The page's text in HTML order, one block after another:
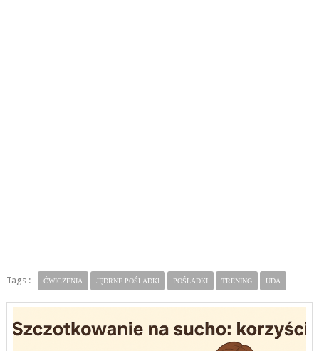
Tags : ĆWICZENIA JĘDRNE POŚLADKI POŚLADKI TRENING UDA